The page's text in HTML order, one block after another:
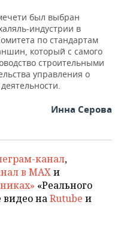
был выбран
индустрии в
по стандартам
который с самого
строительными
управления о
Инна Серова
канал,
в MAXи
«Реального
наRutube и